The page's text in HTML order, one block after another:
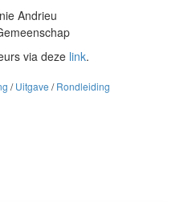
Andrieu
via deze link.
/Uitgave /Rondleiding